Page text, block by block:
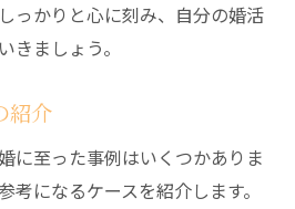
っかりと心に刻み、自分の婚活
きましょう。
紹介
に至った事例はいくつかありま
考になるケースを紹介します。